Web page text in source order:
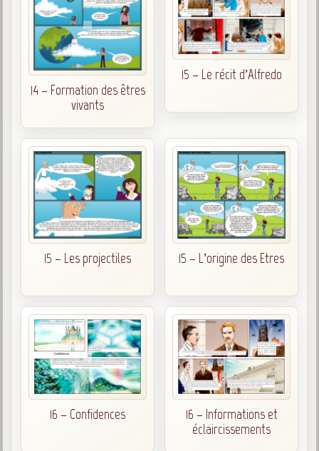
14 – Formation des êtres
vivants
15 – Le récit d’Alfredo
15 – Les projectiles 15 – L’origine des Etres
16 – Confidences
16 – Informations et
éclaircissements